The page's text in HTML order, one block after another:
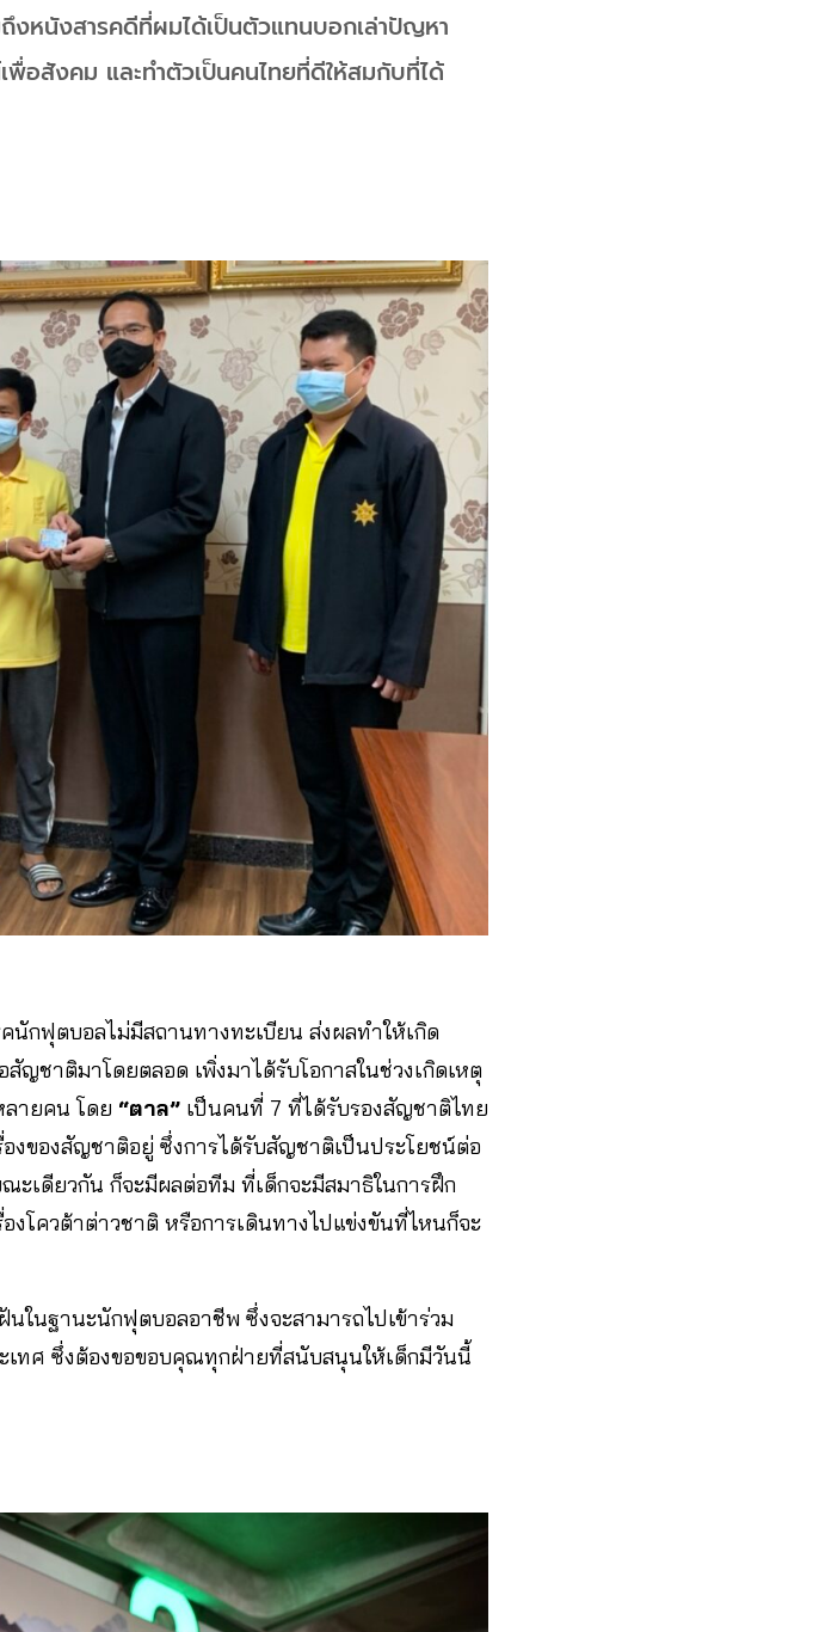
งหนังสารคดีที่ผมได้เป็นตัวแทนบอกเล่าปัญหา
อสังคม และทำตัวเป็นคนไทยที่ดีให้สมกับที่ได้
กฟุตบอลไม่มีสถานทางทะเบียน ส่งผลทำให้เกิด
ญชาติมาโดยตลอด เพิ่งมาได้รับโอกาสในช่วงเกิดเหตุ
ายคน โดย “ตาล” เป็นคนที่ 7 ที่ได้รับรองสัญชาติไทย
งของสัญชาติอยู่ ซึ่งการได้รับสัญชาติเป็นประโยชน์ต่อ
ะเดียวกัน ก็จะมีผลต่อทีม ที่เด็กจะมีสมาธิในการฝึก
งโควต้าต่าวชาติ หรือการเดินทางไปแข่งขันที่ไหนก็จะ
ในฐานะนักฟุตบอลอาชีพ ซึ่งจะสามารถไปเข้าร่วม
เทศ ซึ่งต้องขอขอบคุณทุกฝ่ายที่สนับสนุนให้เด็กมีวันนี้